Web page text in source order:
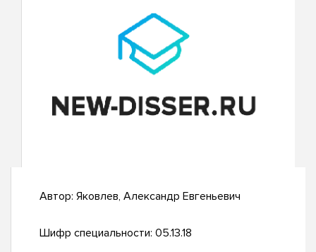
Автор: Яковлев, Александр Евгеньевич
Шифр специальности: 05.13.18